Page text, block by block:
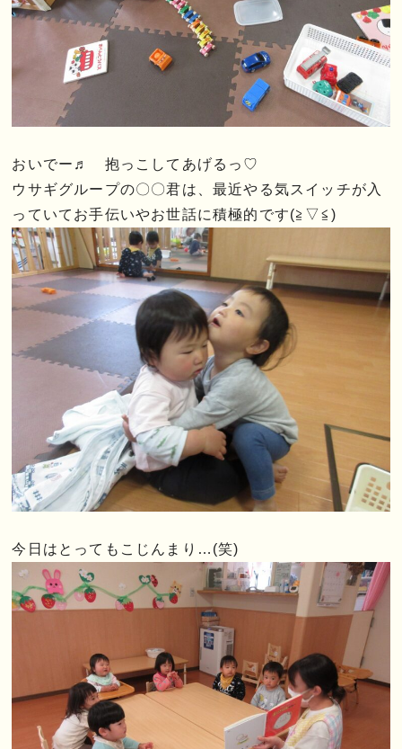
おいでー♬ 抱っこしてあげるっ♡
ウサギグループの〇〇君は、最近やる気スイッチが入
っていてお手伝いやお世話に積極的です(≧▽≦)
今日はとってもこじんまり…(笑)